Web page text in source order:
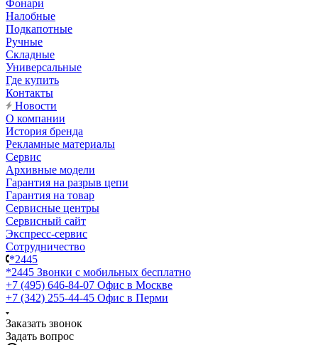
Фонари
Налобные
Подкапотные
Ручные
Складные
Универсальные
Где купить
Контакты
Новости
О компании
История бренда
Рекламные материалы
Сервис
Архивные модели
Гарантия на разрыв цепи
Гарантия на товар
Сервисные центры
Сервисный сайт
Экспресс-сервис
Сотрудничество
*2445
*2445 Звонки с мобильных бесплатно
+7 (495) 646-84-07 Офис в Москве
+7 (342) 255-44-45 Офис в Перми
Заказать звонок
Задать вопрос